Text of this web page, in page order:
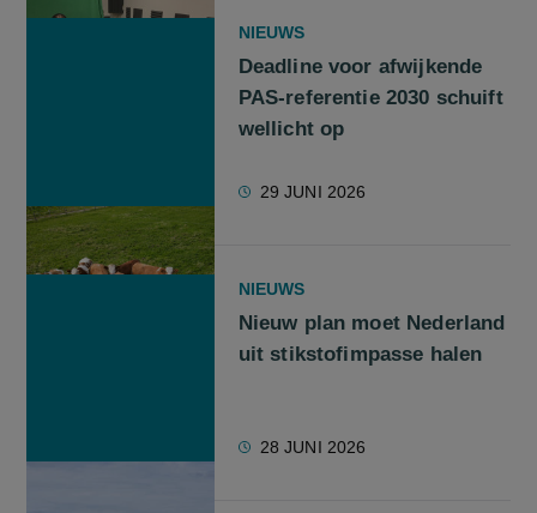
NIEUWS
Deadline voor afwijkende
PAS-referentie 2030 schuift
wellicht op
29 JUNI 2026
NIEUWS
Nieuw plan moet Nederland
uit stikstofimpasse halen
28 JUNI 2026